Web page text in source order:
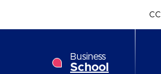
Business
School